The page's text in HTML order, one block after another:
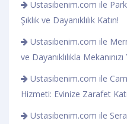
Ustasibenim.com ile
Şıklık ve Dayanıklılık Katın!
Ustasibenim.com ile
ve Dayanıklılıkla
Ustasibenim.com ile
Hizmeti: Evinize Zarafet
Ustasibenim.com ile